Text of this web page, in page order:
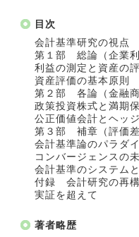
目次
会計基準研究の視点
第１部 総論（企業
利益の測定と資産の
資産評価の基本原則
第２部 各論（金融
政策投資株式と満期
公正価値会計とヘッ
第３部 補章（評価
会計基準論のパラダ
コンバージェンスの
会計基準のシステム
付録 会計研究の再
実証を超えて
著者略歴